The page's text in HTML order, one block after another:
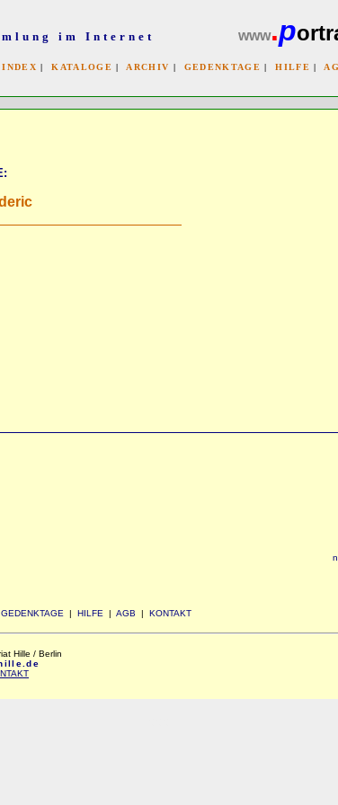
im Internet www.p
|KATALOGE | ARCHIV | GEDENKTAGE |HILFE |
GEDENKTAGE | HILFE | AGB | KONTAKT
Hille / Berlin